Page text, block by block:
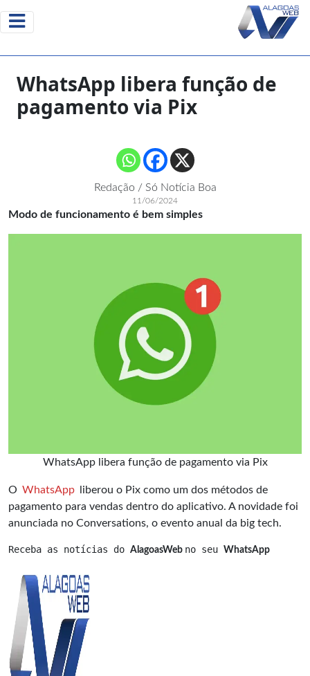
WhatsApp libera função de
pagamento via Pix
Redação / Só Notícia Boa
11/06/2024
Modo de funcionamento é bem simples
WhatsApp libera função de pagamento via Pix
O WhatsApp
liberou o Pix como um dos métodos de
pagamento para vendas dentro do aplicativo. A novidade foi
anunciada no Conversations, o evento anual da big tech.
Receba as notícias do AlagoasWeb no seu WhatsApp